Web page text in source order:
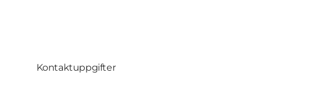
Kontaktuppgifter